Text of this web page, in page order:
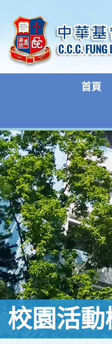
首頁
校園活動